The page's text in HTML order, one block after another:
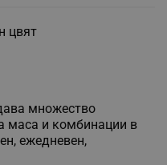
цвят
множество
маса и комбинации в
ежедневен,